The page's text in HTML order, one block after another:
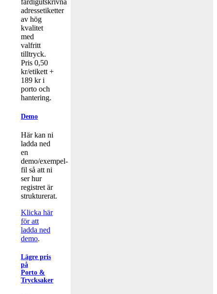
färdigutskrivna
adressetiketter
av hög
kvalitet
med
valfritt
tilltryck.
Pris 0,50
kr/etikett +
189 kr i
porto och
hantering.
Demo
Här kan ni
ladda ned
en
demo/exempel-
fil så att ni
ser hur
registret är
strukturerat.
Klicka här
för att
ladda ned
demo.
Lägre pris
på
Porto &
Trycksaker